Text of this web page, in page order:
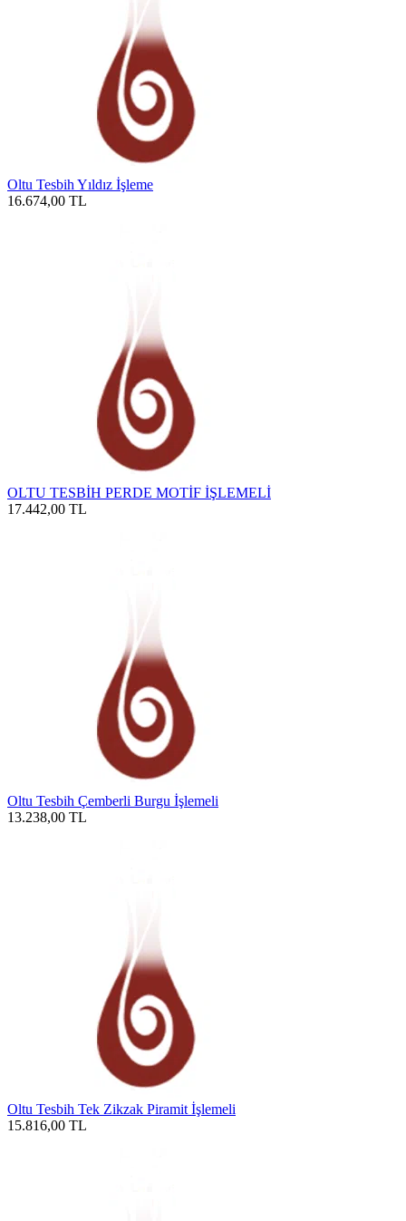
Oltu Tesbih Yıldız İşleme
16.674,00 TL
OLTU TESBİH PERDE MOTİF İŞLEMELİ
17.442,00 TL
Oltu Tesbih Çemberli Burgu İşlemeli
13.238,00 TL
Oltu Tesbih Tek Zikzak Piramit İşlemeli
15.816,00 TL